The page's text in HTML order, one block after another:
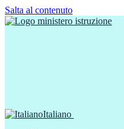
Salta al contenuto
Italiano